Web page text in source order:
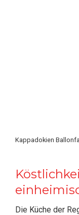
Kappadokien
Die Küche der